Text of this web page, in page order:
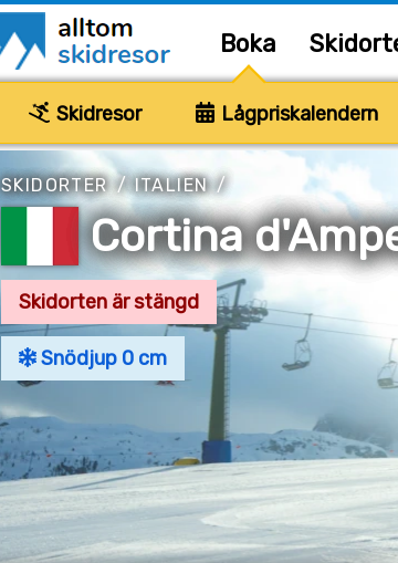
Boka
Skidresor Lågpriskalendern
SKIDORTER / ITALIEN/
Cortina
Skidorten är stängd
Snödjup 0 cm